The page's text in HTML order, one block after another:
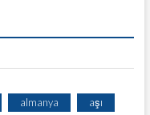
almanya aşı